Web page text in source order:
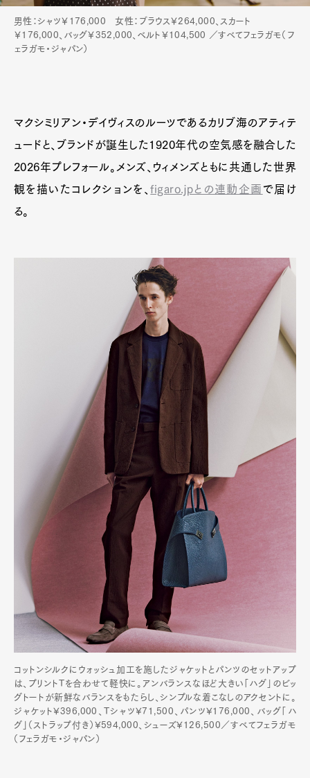
男性：シャツ￥176,000 女性：ブラウス￥264,000、スカート
￥176,000、バッグ￥352,000、ベルト￥104,500 ／すべてフェラガモ（フ
ェラガモ・ジャパン）
マクシミリアン・デイヴィスのルーツであるカリブ海のアティテ
ュードと、ブランドが誕生した1920年代の空気感を融合した
2026年プレフォール。メンズ、ウィメンズともに共通した世界
観を描いたコレクションを、figaro.jpとの連動企画 で届け
る。
コットンシルクにウォッシュ加工を施したジャケットとパンツのセットアップ
は、プリントTを合わせて軽快に。アンバランスなほど大きい「ハグ」のビッ
グトートが新鮮なバランスをもたらし、シンプルな着こなしのアクセントに。
ジャケット¥396,000、Tシャツ¥71,500、パンツ¥176,000、バッグ「ハ
グ」（ストラップ付き）¥594,000、シューズ¥126,500／すべてフェラガモ
（フェラガモ・ジャパン）